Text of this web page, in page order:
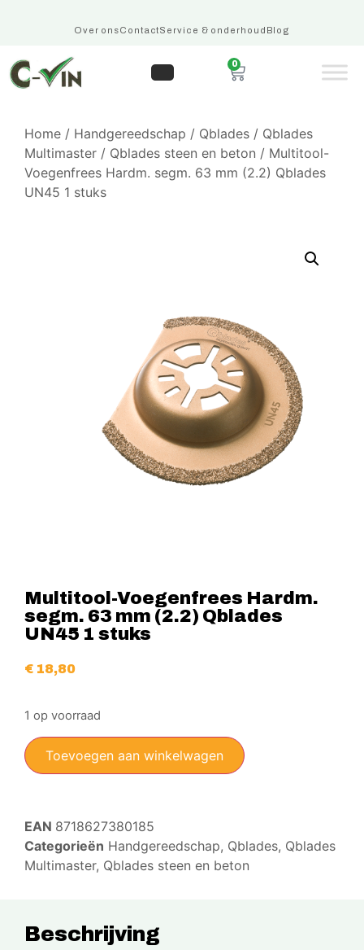
Over onsContactService & onderhoudBlog
0
Home / Handgereedschap / Qblades / Qblades
Multimaster / Qblades steen en beton / Multitool-
Voegenfrees Hardm. segm. 63 mm (2.2) Qblades
UN45 1 stuks
Multitool-Voegenfrees Hardm.
segm. 63 mm (2.2) Qblades
UN45 1 stuks
€ 18,80
1 op voorraad
Toevoegen aan winkelwagen
EAN 8718627380185
Categorieën Handgereedschap, Qblades, Qblades
Multimaster, Qblades steen en beton
Beschrijving